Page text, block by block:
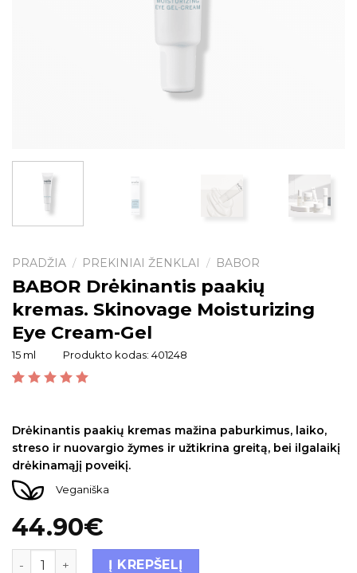
PRADŽIA / PREKINIAI ŽENKLAI / BABOR
BABOR Drėkinantis paakių
kremas. Skinovage Moisturizing
Eye Cream-Gel
15 ml Produkto kodas: 401248
Drėkinantis paakių kremas mažina paburkimus, laiko,
streso ir nuovargio žymes ir užtikrina greitą, bei ilgalaikį
drėkinamąjį poveikį.
Veganiška
44.90€
Į KREPŠELĮ